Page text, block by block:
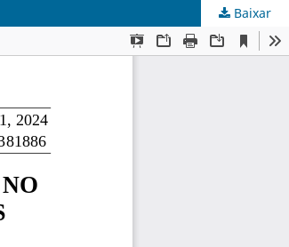
Baixar